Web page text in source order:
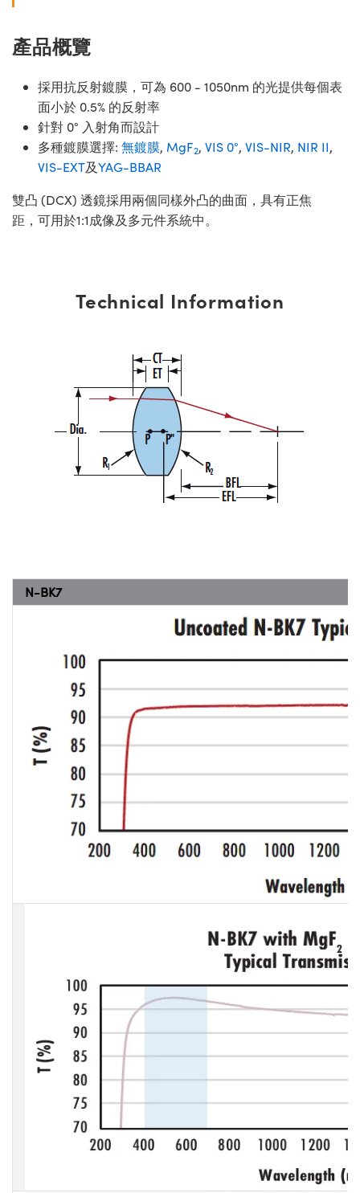
產品概覽
採用抗反射鍍膜，可為 600 - 1050nm 的光提供每個表
面小於 0.5% 的反射率
針對 0° 入射角而設計
多種鍍膜選擇: 無鍍膜, MgF2, VIS 0°, VIS-NIR, NIR II,
VIS-EXT及YAG-BBAR
雙凸 (DCX) 透鏡採用兩個同樣外凸的曲面，具有正焦
距，可用於1:1成像及多元件系統中。
Technical Information
N-BK7